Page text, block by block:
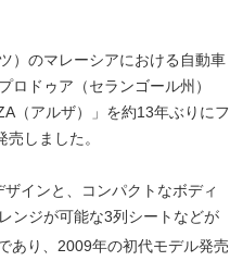
）のマレーシアにおける自動車
ロドゥア（セランゴール州）
（アルザ）」を約13年ぶりにフ
しました。
ザインと、コンパクトなボディ
ンジが可能な3列シートなどが
あり、2009年の初代モデル発売